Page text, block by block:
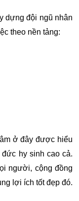
dựng đội ngũ nhân
theo nền tảng:
ở đây được hiểu
hy sinh cao cả.
người, cộng đồng
lợi ích tốt đẹp đó.